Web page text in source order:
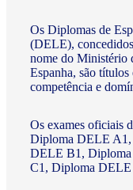
Os Diplomas de
(DELE),
nome do Ministério
Espanha, são
competência e
Os exames oficiais
Diploma DELE
DELE B1,
C1, Diploma DELE